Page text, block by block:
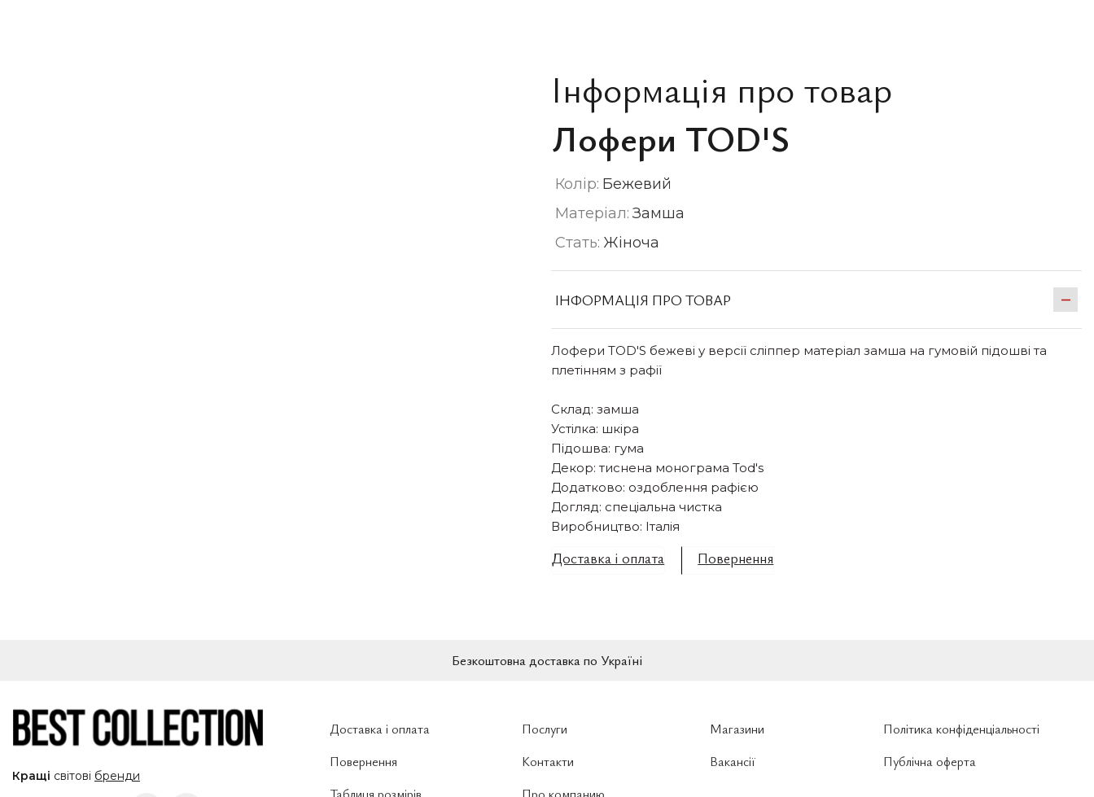
Інформація про товар
Лофери TOD'S
Колір: Бежевий
Матеріал: Замша
Стать: Жіноча
ІНФОРМАЦІЯ ПРО ТОВАР
Лофери TOD'S бежеві у версії сліппер матеріал замша на гумовій підошві та
плетінням з рафії
Склад: замша
Устілка: шкіра
Підошва: гума
Декор: тиснена монограма Tod's
Додатково: оздоблення рафією
Догляд: спеціальна чистка
Виробництво: Італія
Доставка і оплата Повернення
Безкоштовна доставка по Україні
Кращі світові бренди
Доставка і оплата
Повернення
Послуги
Контакти
Магазини
Вакансії
Політика конфіденціальності
Публічна оферта